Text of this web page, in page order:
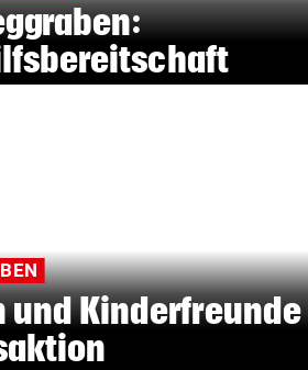
und Kinderfreunde